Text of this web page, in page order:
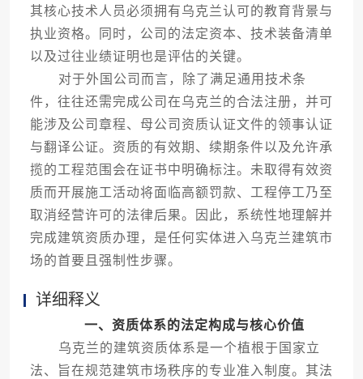
其核心技术人员必须拥有乌克兰认可的教育背景与
执业资格。同时，公司的法定资本、技术装备清单
以及过往业绩证明也是评估的关键。
对于外国公司而言，除了满足通用技术条
件，往往还需完成公司在乌克兰的合法注册，并可
能涉及公司章程、母公司资质认证文件的领事认证
与翻译公证。资质的有效期、续期条件以及允许承
揽的工程范围会在证书中明确标注。未取得有效资
质而开展施工活动将面临高额罚款、工程停工乃至
取消经营许可的法律后果。因此，系统性地理解并
完成建筑资质办理，是任何实体进入乌克兰建筑市
场的首要且强制性步骤。
详细释义
一、资质体系的法定构成与核心价值
乌克兰的建筑资质体系是一个植根于国家立
法、旨在规范建筑市场秩序的专业准入制度。其法